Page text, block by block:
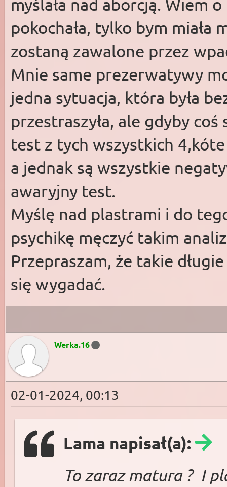
pokochała, tylko bym miała
zostaną zawalone przez
Mnie same prezerwatywy
jedna sytuacja, która była
przestraszyła, ale gdyby
test z tych wszystkich
a jednak są wszystkie
awaryjny test.
Myślę nad plastrami i do
psychikę męczyć takim
Przepraszam, że takie
się wygadać.
Werka.16
02-01-2024, 00:13
Lama napisał(a):
To zaraz matura ? I